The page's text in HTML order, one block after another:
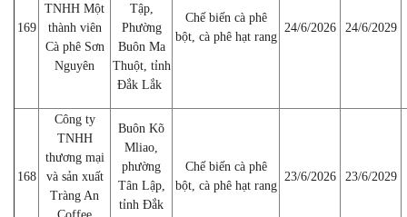
169
TNHH Một
thành viên
Cà phê Sơn
Nguyên
Tập,
Phường
Buôn Ma
Thuột, tỉnh
Đắk Lắk
Chế biến cà phê
bột, cà phê hạt rang
24/6/2026 24/6/2029
168
Công ty
TNHH
thương mại
và sản xuất
Tràng An
Buôn Kõ
Mliao,
phường
Tân Lập,
tỉnh Đắk
Chế biến cà phê
bột, cà phê hạt rang
23/6/2026 23/6/2029